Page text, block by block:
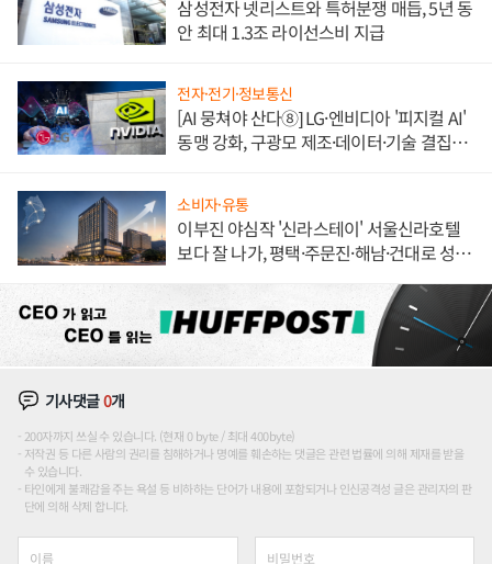
삼성전자 넷리스트와 특허분쟁 매듭, 5년 동
안 최대 1.3조 라이선스비 지급
전자·전기·정보통신
[AI 뭉쳐야 산다⑧] LG·엔비디아 '피지컬 AI'
동맹 강화, 구광모 제조·데이터·기술 결집
소비자·유통
이부진 야심작 '신라스테이' 서울신라호텔
보다 잘 나가, 평택·주문진·해남·건대로 성
기사댓글0개
200자까지 쓰실 수 있습니다. (현재 0 byte / 최대 400byte)
저작권 등 다른 사람의 권리를 침해하거나 명예를 훼손하는 댓글은 관련 법률에 의해 제재를 받을
수 있습니다.
타인에게 불쾌감을 주는 욕설 등 비하하는 단어가 내용에 포함되거나 인신공격성 글은 관리자의 판
단에 의해 삭제 합니다.